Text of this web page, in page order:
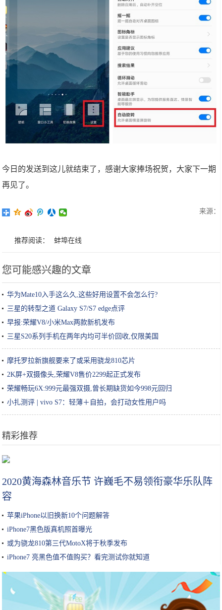
今日的发送到这儿就结束了，感谢大家捧场祝贺，大家下一期
再见了。
来源：
推荐阅读： 蚌埠在线
您可能感兴趣的文章
华为Mate10入手这么久,这些好用设置不会怎么行?
三星的转型之道 Galaxy S7/S7 edge点评
早报:荣耀V8/小米Max两款新机发布
三星S20系列手机在两年内均可半价回收,仅限美国
摩托罗拉新旗舰要来了或采用骁龙810芯片
2K屏+双摄像头,荣耀V8售价2299起正式发布
荣耀畅玩6X:999元最强双摄,曾长期缺货如今998元回归
小扎测评 | vivo S7：轻薄＋自拍，会打动女性用户吗
精彩推荐
只花8毛钱，自己在家就能做的润肤油！冬季预防手脚干裂效果棒！
2020黄海森林音乐节 许巍毛不易领衔豪华乐队阵
容
苹果iPhone以旧换新10个问题解答
iPhone7黑色版真机照首曝光
或为骁龙810第三代MotoX将于秋季发布
iPhone7 亮黑色值不值购买？看完测试你就知道